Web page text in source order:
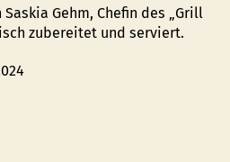
Gehm, Chefin des „Grill
zubereitet und serviert.